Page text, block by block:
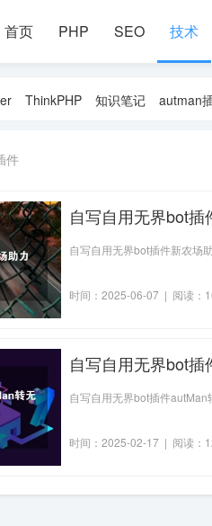
首页 PHP SEO 技术
ThinkPHP 知识笔记 autman
件
自写自用无界bot插
自写自用无界bot插件新农场
时间：2025-06-07 | 阅读：
自写自用无界bot
自写自用无界bot插件autMan
时间：2025-02-17 | 阅读：